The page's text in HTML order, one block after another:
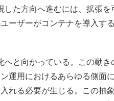
した方向へ進むには、拡張を
ーザーがコンテナを導入す
へと向かっている。この動
運用におけるあらゆる側面
れる必要が生じる。この抽